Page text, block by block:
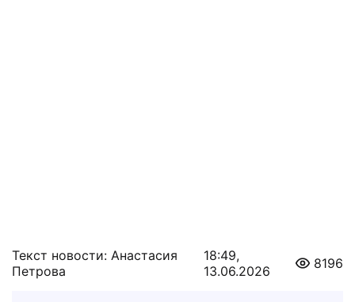
Текст новости: Анастасия
Петрова
18:49,
13.06.2026
8196